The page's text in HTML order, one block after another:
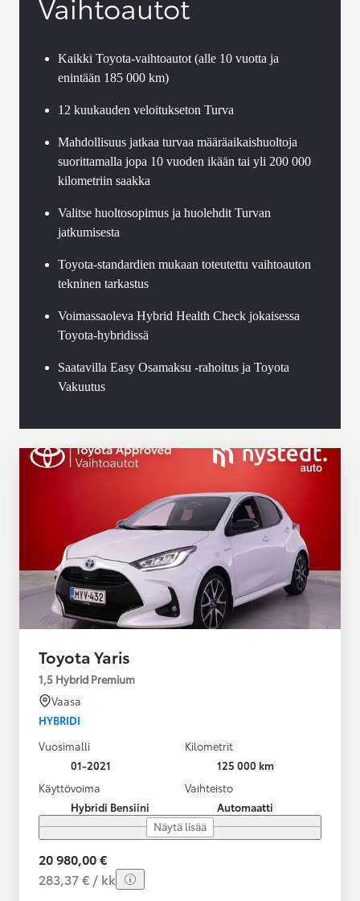
Kaikki Toyota-vaihtoautot (alle 10 vuotta ja
enintään 185 000 km)
12 kuukauden veloitukseton Turva
Mahdollisuus jatkaa turvaa määräaikaishuoltoja
suorittamalla jopa 10 vuoden ikään tai yli 200 000
kilometriin saakka
Valitse huoltosopimus ja huolehdit Turvan
jatkumisesta
Toyota-standardien mukaan toteutettu vaihtoauton
tekninen tarkastus
Voimassaoleva Hybrid Health Check jokaisessa
Toyota-hybridissä
Saatavilla Easy Osamaksu -rahoitus ja Toyota
Vakuutus
Toyota Yaris
1,5 Hybrid Premium
Vaasa
HYBRIDI
Vuosimalli
01-2021
Kilometrit
125 000 km
Käyttövoima
Hybridi Bensiini
Vaihteisto
Automaatti
Näytä lisää
20 980,00 €
283,37 € / kk